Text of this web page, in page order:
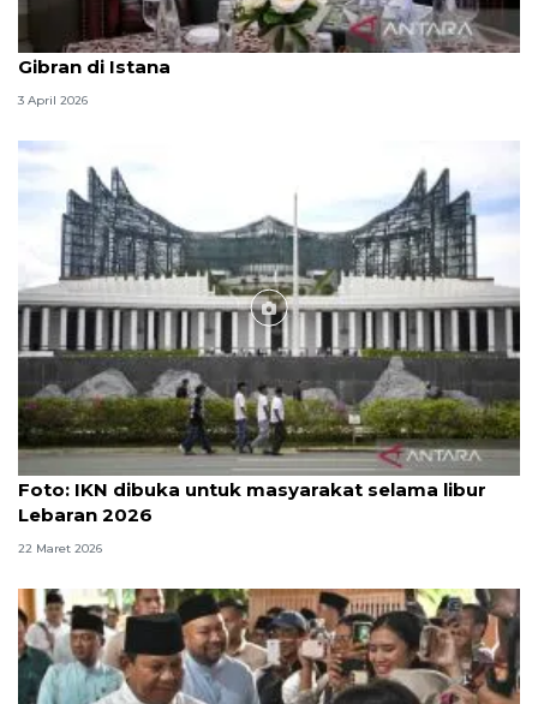
Seskab Teddy silaturahmi Idul Fitri ke Wapres
Gibran di Istana
3 April 2026
Foto
Foto: IKN dibuka untuk masyarakat selama libur
Lebaran 2026
22 Maret 2026